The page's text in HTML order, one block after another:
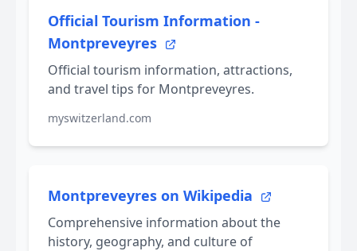
Official Tourism Information -
Montpreveyres
Official tourism information, attractions,
and travel tips for Montpreveyres.
myswitzerland.com
Montpreveyres on Wikipedia
Comprehensive information about the
history, geography, and culture of